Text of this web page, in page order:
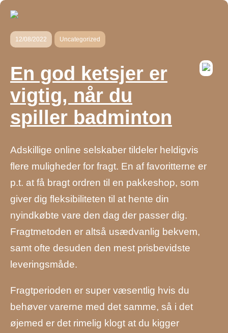
12/08/2022 Uncategorized
En god ketsjer er
vigtig, når du
spiller badminton
Adskillige online selskaber tildeler heldigvis
flere muligheder for fragt. En af favoritterne er
p.t. at få bragt ordren til en pakkeshop, som
giver dig fleksibiliteten til at hente din
nyindkøbte vare den dag der passer dig.
Fragtmetoden er altså usædvanlig bekvem,
samt ofte desuden den mest prisbevidste
leveringsmåde.
Fragtperioden er super væsentlig hvis du
behøver varerne med det samme, så i det
øjemed er det rimelig klogt at du kigger